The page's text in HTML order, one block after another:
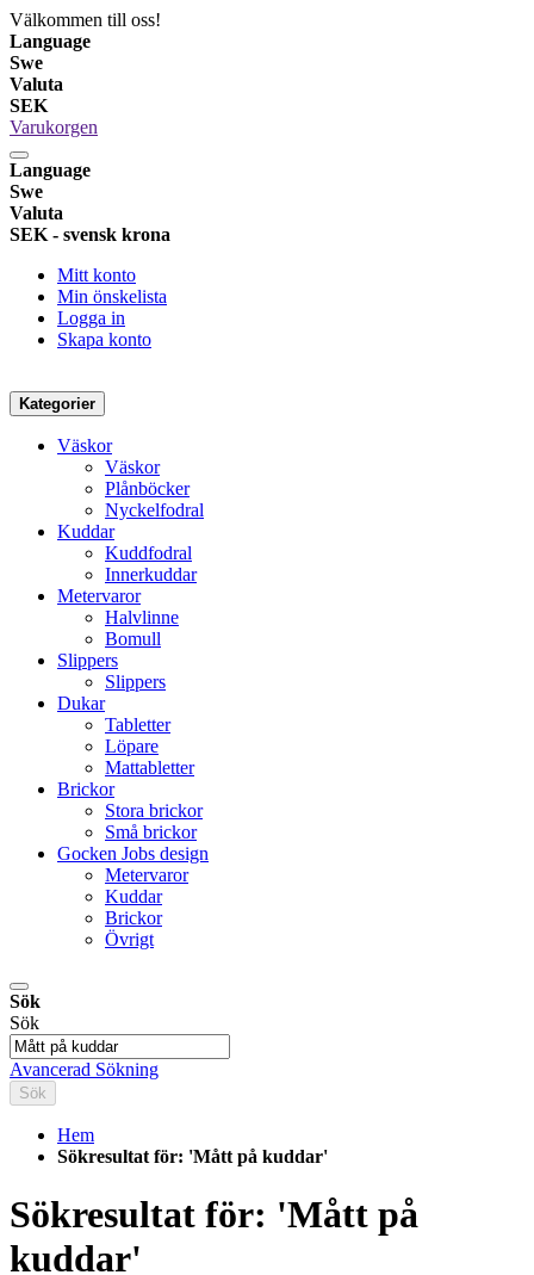
Välkommen till oss!
Language
Swe
Valuta
SEK
Varukorgen
Language
Swe
Valuta
SEK - svensk krona
Mitt konto
Min önskelista
Logga in
Skapa konto
Kategorier
Väskor
Väskor
Plånböcker
Nyckelfodral
Kuddar
Kuddfodral
Innerkuddar
Metervaror
Halvlinne
Bomull
Slippers
Slippers
Dukar
Tabletter
Löpare
Mattabletter
Brickor
Stora brickor
Små brickor
Gocken Jobs design
Metervaror
Kuddar
Brickor
Övrigt
Sök
Sök
Avancerad Sökning
Sök
Hem
Sökresultat för: 'Mått på kuddar'
Sökresultat för: 'Mått på
kuddar'